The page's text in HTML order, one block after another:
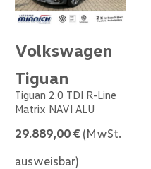
Volkswagen
Tiguan
Tiguan 2.0 TDI R-Line
Matrix NAVI ALU
29.889,00 € (MwSt.
ausweisbar)